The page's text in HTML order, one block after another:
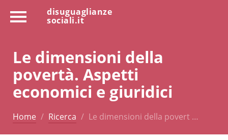
disuguaglianze
sociali.it
Le dimensioni della
povertà. Aspetti
economici e giuridici
Home Ricerca Le dimensioni della povert …